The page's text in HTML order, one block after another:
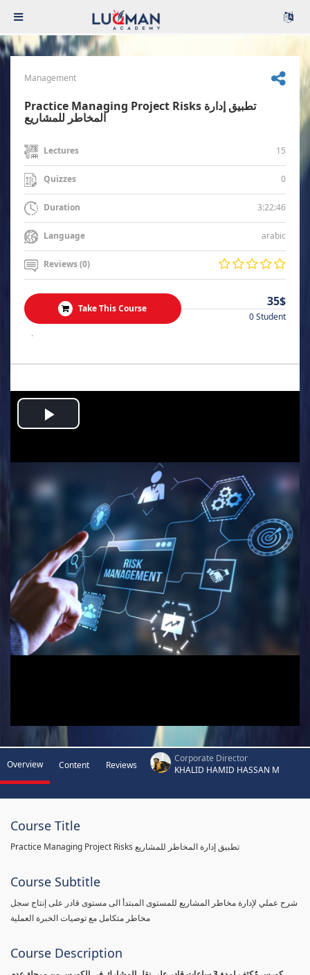
Management
Practice Managing Project Risks تطبيق إدارة
المخاطر للمشاريع
Lectures 15
Quizzes 0
Duration 3:22:46
Language arabic
Reviews (0)
Take This Course 35$
0 Student
.
Play
Video
Overview Content Reviews
Corporate Director
KHALID HAMID HASSAN M
Course Title
Practice Managing Project Risks تطبيق إدارة المخاطر للمشاريع
Course Subtitle
شرح عملي لإدارة مخاطر المشاريع للمستوى المبتدأ الى مستوى قادر على إنتاج سجل
مخاطر متكامل مع توصيات الخبرة العملية
Course Description